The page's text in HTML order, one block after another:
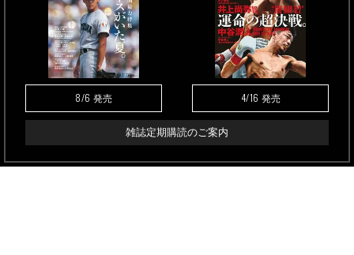
8/6 発売 4/16 発売
雑誌定期購読のご案内